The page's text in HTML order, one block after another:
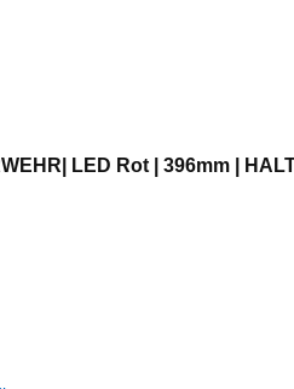
LED Rot | 396mm |